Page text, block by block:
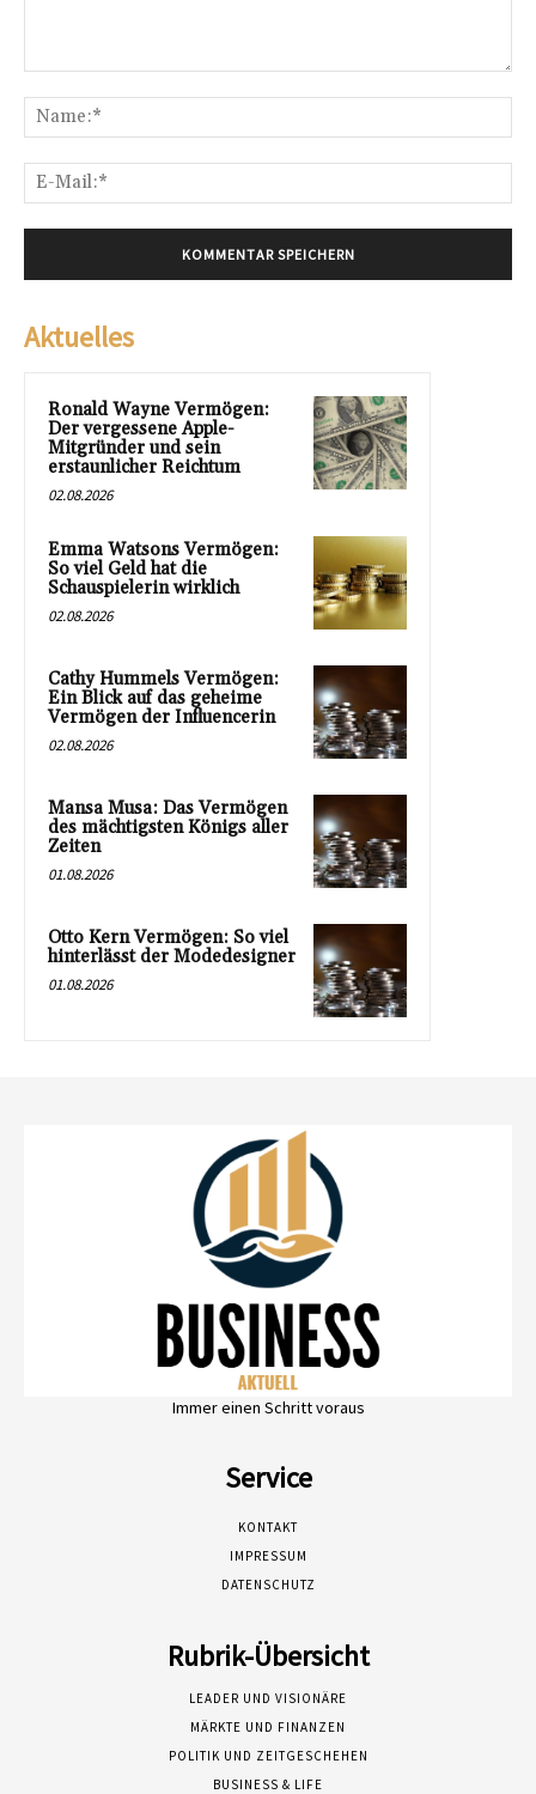
Aktuelles
Ronald Wayne Vermögen:
Der vergessene Apple-
Mitgründer und sein
erstaunlicher Reichtum
02.08.2026
Emma Watsons Vermögen:
So viel Geld hat die
Schauspielerin wirklich
02.08.2026
Cathy Hummels Vermögen:
Ein Blick auf das geheime
Vermögen der Influencerin
02.08.2026
Mansa Musa: Das Vermögen
des mächtigsten Königs aller
Zeiten
01.08.2026
Otto Kern Vermögen: So viel
hinterlässt der Modedesigner
01.08.2026
Immer einen Schritt voraus
Service
KONTAKT
IMPRESSUM
DATENSCHUTZ
Rubrik-Übersicht
LEADER UND VISIONÄRE
MÄRKTE UND FINANZEN
POLITIK UND ZEITGESCHEHEN
BUSINESS & LIFE